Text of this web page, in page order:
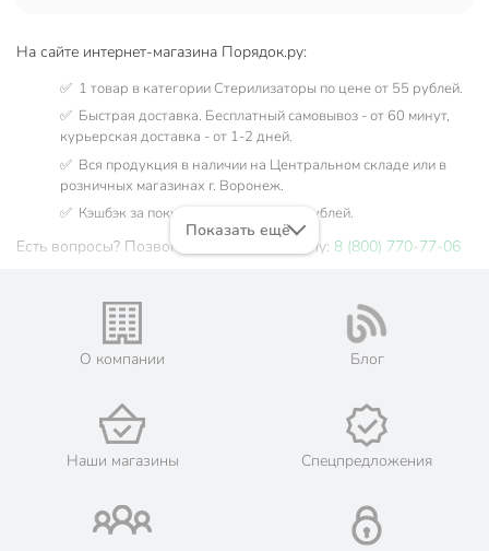
На сайте интернет-магазина Порядок.ру:
✅ 1 товар в категории Стерилизаторы по цене от 55 рублей.
✅ Быстрая доставка. Бесплатный самовывоз - от 60 минут,
курьерская доставка - от 1-2 дней.
✅ Вся продукция в наличии на Центральном складе или в
розничных магазинах г. Воронеж.
✅ Кэшбэк за покупку до 5 бонусных рублей.
Есть вопросы? Позвоните нам по телефону: 8 (800) 770-77-06
Показать ещё
О компании Блог
Наши магазины Спецпредложения